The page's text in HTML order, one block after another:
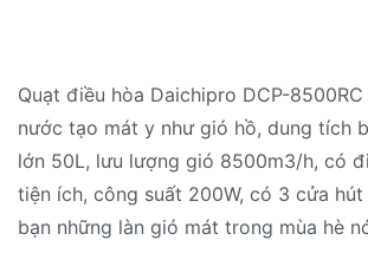
Quạt điều hòa Daichipro DCP-
nước tạo mát y như gió hồ, dung tích
lớn 50L, lưu lượng gió 8500m3/h, có
tiện ích, công suất 200W, có 3 cửa
bạn những làn gió mát trong mùa hè